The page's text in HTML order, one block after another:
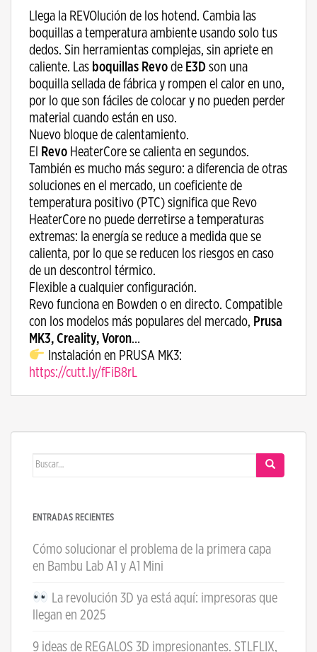
Llega la REVOlución de los hotend. Cambia las
boquillas a temperatura ambiente usando solo tus
dedos. Sin herramientas complejas, sin apriete en
caliente. Las boquillas Revo de E3D son una
boquilla sellada de fábrica y rompen el calor en uno,
por lo que son fáciles de colocar y no pueden perder
material cuando están en uso.
Nuevo bloque de calentamiento.
El Revo HeaterCore se calienta en segundos.
También es mucho más seguro: a diferencia de otras
soluciones en el mercado, un coeficiente de
temperatura positivo (PTC) significa que Revo
HeaterCore no puede derretirse a temperaturas
extremas: la energía se reduce a medida que se
calienta, por lo que se reducen los riesgos en caso
de un descontrol térmico.
Flexible a cualquier configuración.
Revo funciona en Bowden o en directo. Compatible
con los modelos más populares del mercado, Prusa
MK3, Creality, Voron…
Instalación en PRUSA MK3:
https://cutt.ly/fFiB8rL
Buscar:
ENTRADAS RECIENTES
Cómo solucionar el problema de la primera capa
en Bambu Lab A1 y A1 Mini
La revolución 3D ya está aquí: impresoras que
llegan en 2025
9 ideas de REGALOS 3D impresionantes. STLFLIX,